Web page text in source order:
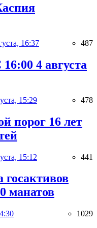
16:37 487
4 августа
15:29 478
порог 16 лет
15:12 441
госактивов
манатов
1029